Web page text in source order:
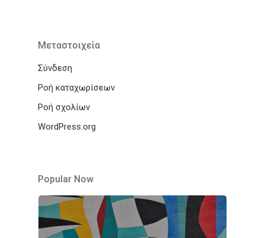
Μεταστοιχεία
Σύνδεση
Ροή καταχωρίσεων
Ροή σχολίων
WordPress.org
Popular Now